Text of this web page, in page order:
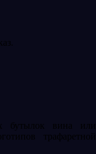
бутылок вина или
трафаретной